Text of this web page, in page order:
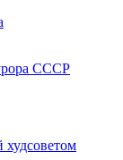
СССР